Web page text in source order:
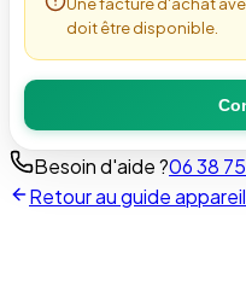
doit être disponible.
Besoin d'aide ?06 38
Retour au guide